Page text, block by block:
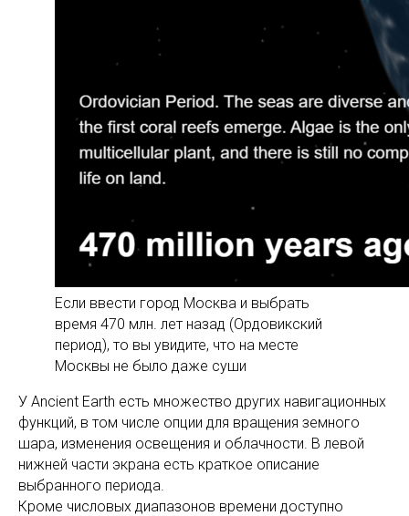
Если ввести город Москва и выбрать
время 470 млн. лет назад (Ордовикский
период), то вы увидите, что на месте
Москвы не было даже суши
У Ancient Earth есть множество других навигационных
функций, в том числе опции для вращения земного
шара, изменения освещения и облачности. В левой
нижней части экрана есть краткое описание
выбранного периода.
Кроме числовых диапазонов времени доступно